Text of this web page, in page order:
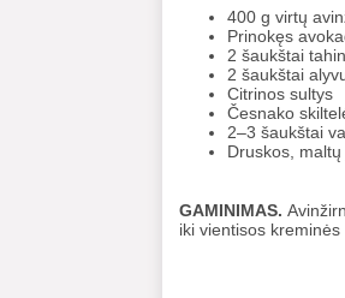
400 g virtų
Prinokęs
2 šaukštai
2 šaukštai
Citrinos sultys
Česnako
2–3 šaukštai
Druskos,
GAMINIMAS.
iki vientisos kreminės